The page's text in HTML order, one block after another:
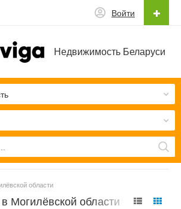
Недвижимость Беларуси
Войти
области
Могилёвской области